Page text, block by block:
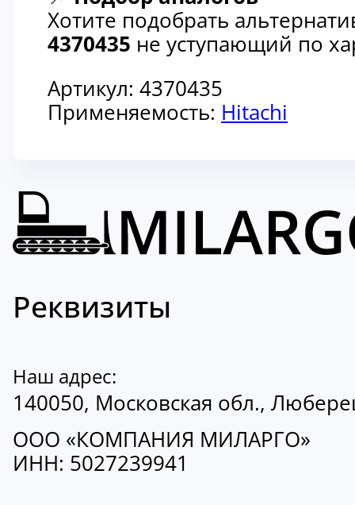
Хотите подобрать
4370435 не уступающий по
Артикул: 4370435
Применяемость: Hitachi
Реквизиты
Наш адрес:
140050, Московская обл.,
ООО «КОМПАНИЯ МИЛАРГО»
ИНН: 5027239941